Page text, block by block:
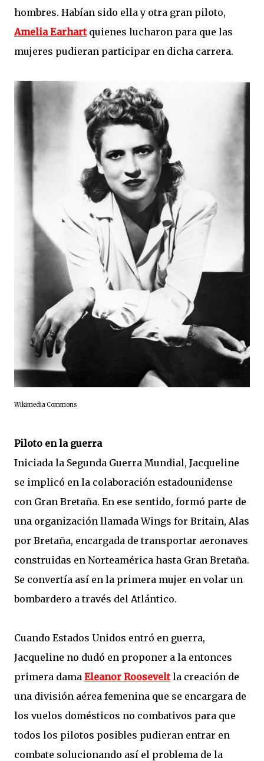
hombres. Habían sido ella y otra gran piloto,
Amelia Earhartquienes lucharon para que las
mujeres pudieran participar en dicha carrera.
Wikimedia Commons
Piloto en la guerra
Iniciada la Segunda Guerra Mundial, Jacqueline
se implicó en la colaboración estadounidense
con Gran Bretaña. En ese sentido, formó parte de
una organización llamada Wings for Britain, Alas
por Bretaña, encargada de transportar aeronaves
construidas en Norteamérica hasta Gran Bretaña.
Se convertía así en la primera mujer en volar un
bombardero a través del Atlántico.
Cuando Estados Unidos entró en guerra,
Jacqueline no dudó en proponer a la entonces
primera dama Eleanor Roosevelt la creación de
una división aérea femenina que se encargara de
los vuelos domésticos no combativos para que
todos los pilotos posibles pudieran entrar en
combate solucionando así el problema de la